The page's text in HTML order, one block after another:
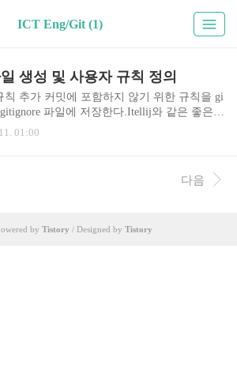
ICT Eng/Git (1)
생성 및 사용자 규칙 정의
칙 추가 커밋에 포함하지 않기 위한 규칙을 gi
파일에 저장한다.Itellij와 같은 좋은 I
을 내부에서 만들 수도 있지만, 때로는 별도
다. 웹사이트에서 손쉽게 ignore파일을 만드
가하기 위해 OS, IDE, 개발언어, 프레임워크
버튼을 누르면 친절하게 ignore 파일의 내
01:00
다음
by Tistory / Designed by Tistory